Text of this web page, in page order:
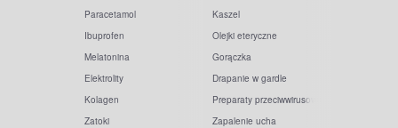
Paracetamol
Ibuprofen
Melatonina
Elektrolity
Kolagen
Zatoki
Kaszel
Olejki eteryczne
Gorączka
Drapanie w gardle
Preparaty przeciwwirusowe
Zapalenie ucha